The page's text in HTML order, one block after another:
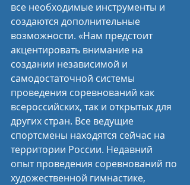
все необходимые инструменты и
создаются дополнительные
возможности. «Нам предстоит
акцентировать внимание на
создании независимой и
самодостаточной системы
проведения соревнований как
всероссийских, так и открытых для
других стран. Все ведущие
спортсмены находятся сейчас на
территории России. Недавний
опыт проведения соревнований по
художественной гимнастике,